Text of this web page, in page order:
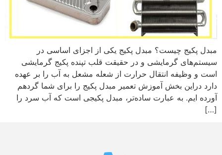
مبدل پکیج چیست؟ مبدل پکیج یکی از اجزای اساسی در
سیستم‌های گرمایشی و در حقیقت قلب تپنده پکیج گرمایشی
است و وظیفه انتقال حرارت از شعله مشعل به آب را بر عهده
دارد دراین بخش آموزش تعمیر مبدل پکیج را برای شما گردهم
آورده ایم. به عبارت ساده‌تر، مبدل پکیجی است که آب سرد را
[…]